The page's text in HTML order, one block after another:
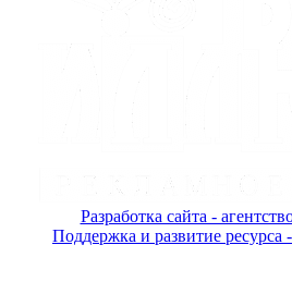
Разработка сайта -
Поддержка и развитие ресурса